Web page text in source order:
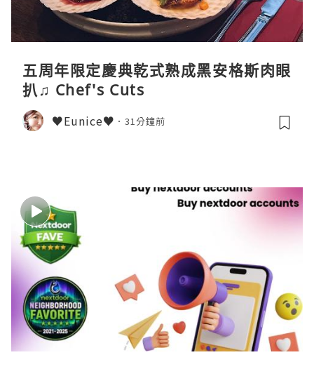
五周年限定慶典乾式熟成黑安格斯肉眼
扒♫ Chef's Cuts
♥Eunice♥ 31分鐘前